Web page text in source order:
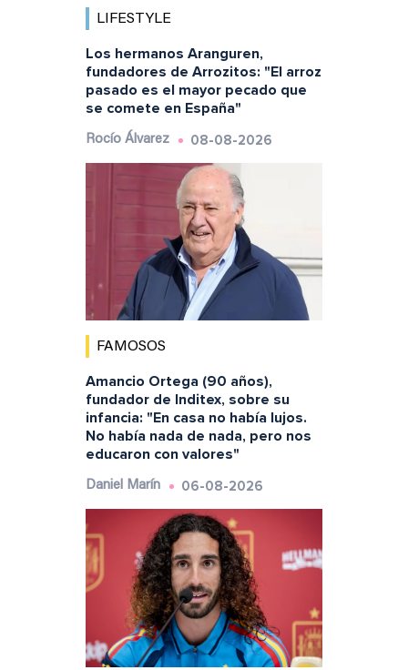
LIFESTYLE
Los hermanos Aranguren,
fundadores de Arrozitos: "El arroz
pasado es el mayor pecado que
se comete en España"
Rocío Álvarez 08-08-2026
FAMOSOS
Amancio Ortega (90 años),
fundador de Inditex, sobre su
infancia: "En casa no había lujos.
No había nada de nada, pero nos
educaron con valores"
Daniel Marín 06-08-2026